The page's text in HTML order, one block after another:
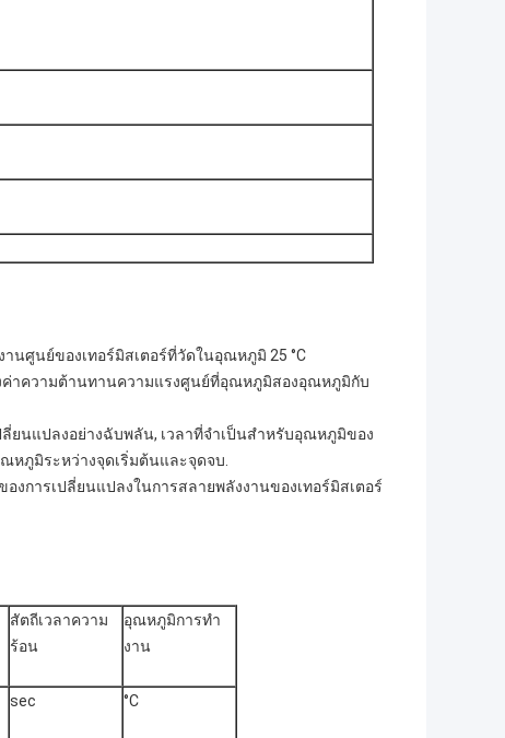
นศูนย์ของเทอร์มิสเตอร์ที่วัดในอุณหภูมิ 25 °C
ค่าความต้านทานความแรงศูนย์ที่อุณหภูมิสองอุณหภูมิกับ
ลี่ยนแปลงอย่างฉับพลัน, เวลาที่จําเป็นสําหรับอุณหภูมิของ
ณหภูมิระหว่างจุดเริ่มต้นและจุดจบ.
การเปลี่ยนแปลงในการสลายพลังงานของเทอร์มิสเตอร์
สัตถีเวลาความ
ร้อน
อุณหภูมิการทํา
งาน
sec °C